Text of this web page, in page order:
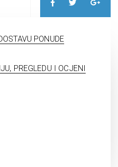
PONUDE
PREGLEDU I OCJENI